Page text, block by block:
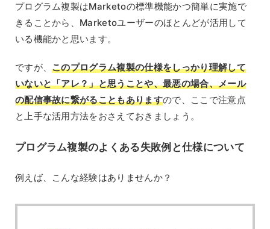
プログラム複製はMarketoの標準機能かつ簡単に実施で
きることから、Marketoユーザーのほとんどが活用して
いる機能かと思います。
ですが、このプログラム複製の仕様をしっかり理解して
いないと「アレ？」と思うことや、最悪の場合、メール
の配信事故に繋がることもありますので、ここで注意点
と上手な活用方法をおさえておきましょう。
プログラム複製のよくある失敗例と仕様について
例えば、こんな経験はありませんか？